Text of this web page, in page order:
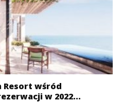
Resort wśród
w 2022...